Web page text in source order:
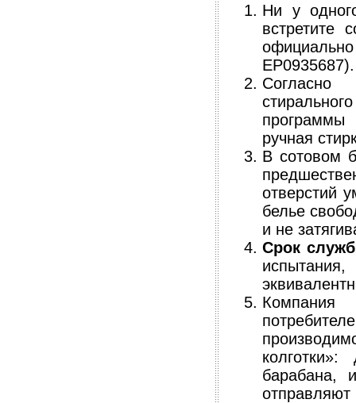
Ни у
встретите
EP0935687).
Согласно
ручная
В сотовом
отверстий
белье
и не
Срок
барабана,
отправляют